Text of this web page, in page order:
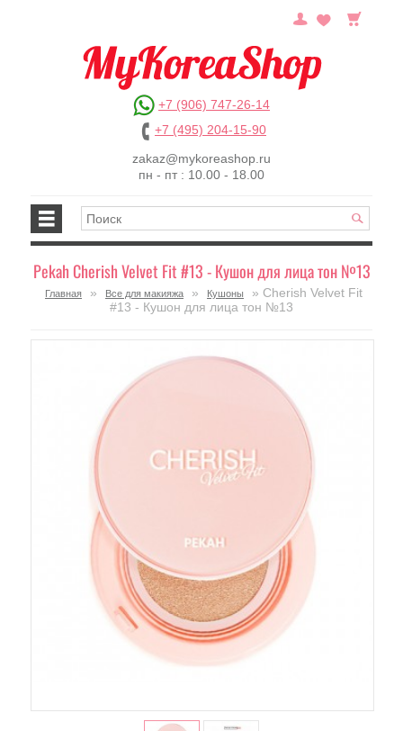
+7 (906) 747-26-14
+7 (495) 204-15-90
zakaz@mykoreashop.ru
пн - пт : 10.00 - 18.00
Pekah Cherish Velvet Fit #13 - Кушон для лица тон №13
Главная » Все для макияжа » Кушоны
» Cherish Velvet Fit
#13 - Кушон для лица тон №13